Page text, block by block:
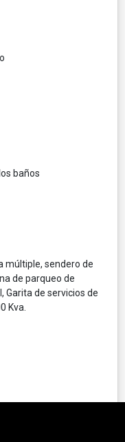
baños
múltiple, sendero de
de parqueo de
Garita de servicios de
Kva.